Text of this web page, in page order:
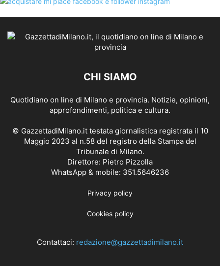
CHI SIAMO
Quotidiano on line di Milano e provincia. Notizie, opinioni,
approfondimenti, politica e cultura.
© GazzettadiMilano.it testata giornalistica registrata il 10
Maggio 2023 al n.58 del registro della Stampa del
Tribunale di Milano.
Direttore: Pietro Pizzolla
WhatsApp & mobile: 351.5646236
Privacy policy
Cookies policy
Contattaci: redazione@gazzettadimilano.it